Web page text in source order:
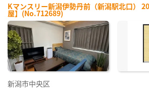
Kマンスリー新潟伊勢丹前（新潟駅北口）
屋】(No.712689)
新潟市中央区